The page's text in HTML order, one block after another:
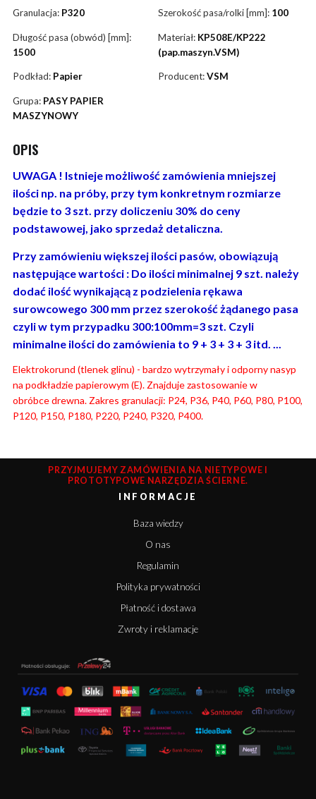
Granulacja: P320 Szerokość pasa/rolki [mm]: 100
Długość pasa (obwód) [mm]:
1500
Materiał: KP508E/KP222
(pap.maszyn.VSM)
Podkład: Papier Producent:VSM
Grupa: PASY PAPIER
MASZYNOWY
OPIS
UWAGA ! Istnieje możliwość zamówienia mniejszej
ilości np. na próby, przy tym konkretnym rozmiarze
będzie to 3 szt. przy doliczeniu 30% do ceny
podstawowej, jako sprzedaż detaliczna.
Przy zamówieniu większej ilości pasów, obowiązują
następujące wartości : Do ilości minimalnej 9 szt. należy
dodać ilość wynikającą z podzielenia rękawa
surowcowego 300 mm przez szerokość żądanego pasa
czyli w tym przypadku 300:100mm=3 szt. Czyli
minimalne ilości do zamówienia to 9 + 3 + 3 + 3 itd. ...
Elektrokorund (tlenek glinu) - bardzo wytrzymały i odporny nasyp
na podkładzie papierowym (E). Znajduje zastosowanie w
obróbcedrewna. Zakres granulacji: P24, P36, P40, P60, P80, P100,
P120, P150, P180, P220, P240, P320, P400.
PRZYJMUJEMY ZAMÓWIENIA NA NIETYPOWE I
PROTOTYPOWE NARZĘDZIA ŚCIERNE.
INFORMACJE
Baza wiedzy
O nas
Regulamin
Polityka prywatności
Płatność i dostawa
Zwroty i reklamacje